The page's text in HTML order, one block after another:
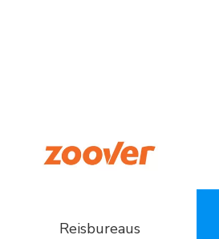
Reisbureaus